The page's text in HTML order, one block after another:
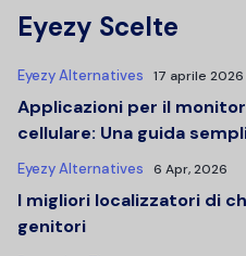
Eyezy Scelte
Eyezy Alternatives 17 aprile 2026
Applicazioni per il
cellulare: Una guida
Eyezy Alternatives 6 Apr, 2026
I migliori localizzatori di
genitori